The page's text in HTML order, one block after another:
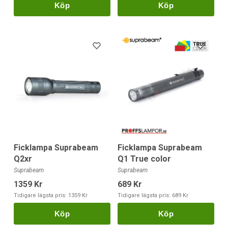
Köp Köp
Ficklampa Suprabeam
Q2xr
Suprabeam
1359 Kr
Tidigare lägsta pris: 1359 Kr
Köp
Ficklampa Suprabeam
Q1 True color
Suprabeam
689 Kr
Tidigare lägsta pris: 689 Kr
Köp